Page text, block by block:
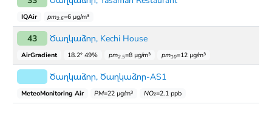
IQAir pm2.5=6 µg/m³
43 Ծաղկաձոր, Kechi House
AirGradient 18.2° 49% pm2.5=8 µg/m³ pm10=12 µg/m³
Ծաղկաձոր, Ծաղկաձոր-AS1
MeteoMonitoring Air PM=22 µg/m³ NO₂=2.1 ppb